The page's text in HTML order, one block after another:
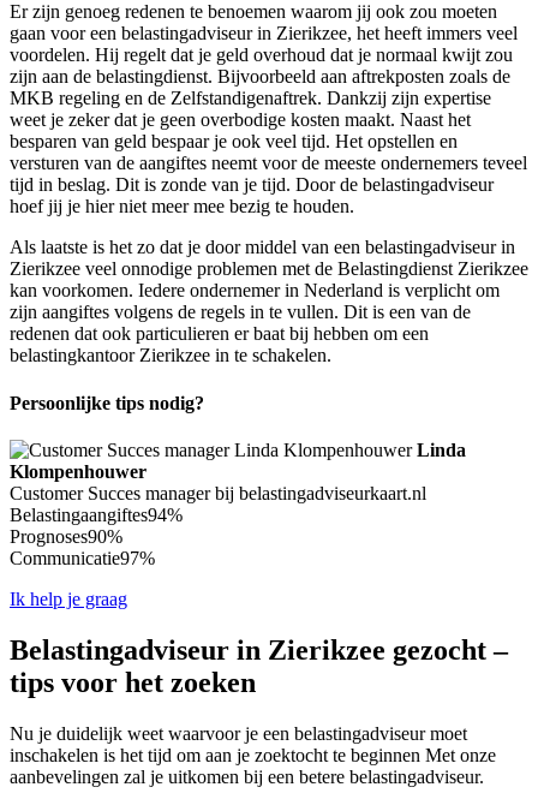
Er zijn genoeg redenen te benoemen waarom jij ook zou moeten
gaan voor een belastingadviseur in Zierikzee, het heeft immers veel
voordelen. Hij regelt dat je geld overhoud dat je normaal kwijt zou
zijn aan de belastingdienst. Bijvoorbeeld aan aftrekposten zoals de
MKB regeling en de Zelfstandigenaftrek. Dankzij zijn expertise
weet je zeker dat je geen overbodige kosten maakt. Naast het
besparen van geld bespaar je ook veel tijd. Het opstellen en
versturen van de aangiftes neemt voor de meeste ondernemers teveel
tijd in beslag. Dit is zonde van je tijd. Door de belastingadviseur
hoef jij je hier niet meer mee bezig te houden.
Als laatste is het zo dat je door middel van een belastingadviseur in
Zierikzee veel onnodige problemen met de Belastingdienst Zierikzee
kan voorkomen. Iedere ondernemer in Nederland is verplicht om
zijn aangiftes volgens de regels in te vullen. Dit is een van de
redenen dat ook particulieren er baat bij hebben om een
belastingkantoor Zierikzee in te schakelen.
Persoonlijke tips nodig?
Linda
Klompenhouwer
Customer Succes manager bij belastingadviseurkaart.nl
Belastingaangiftes94%
Prognoses90%
Communicatie97%
Ik help je graag
Belastingadviseur in Zierikzee gezocht –
tips voor het zoeken
Nu je duidelijk weet waarvoor je een belastingadviseur moet
inschakelen is het tijd om aan je zoektocht te beginnen Met onze
aanbevelingen zal je uitkomen bij een betere belastingadviseur.